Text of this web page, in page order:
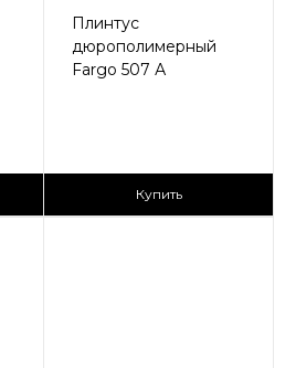
Плинтус
дюрополимерный
Fargo 507 А
Купить